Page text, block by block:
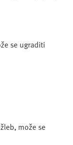
se ugraditi
može se